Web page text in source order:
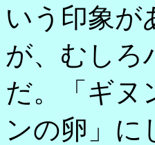
いう印象が
が、むしろ
だ。「ギヌ
ンの卵」に